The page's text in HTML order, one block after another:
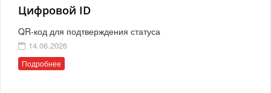
Цифровой ID
QR-код для подтверждения статуса
14.06.2026
Подробнее